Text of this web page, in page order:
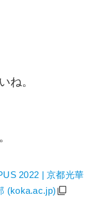
ね。
2022 | 京都光華
(koka.ac.jp)